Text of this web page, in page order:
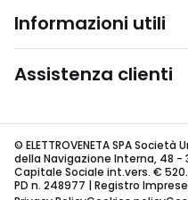
Informazioni utili
Assistenza clienti
© ELETTROVENETA SPA
della Navigazione Interna, 48 -
Capitale Sociale int.vers. €
PD n. 248977 | Registro